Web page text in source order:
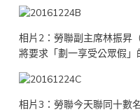
相片2：勞聯副主席林振昇
將要求「劃一享受公眾假」
相片3：勞聯今天聯同十數